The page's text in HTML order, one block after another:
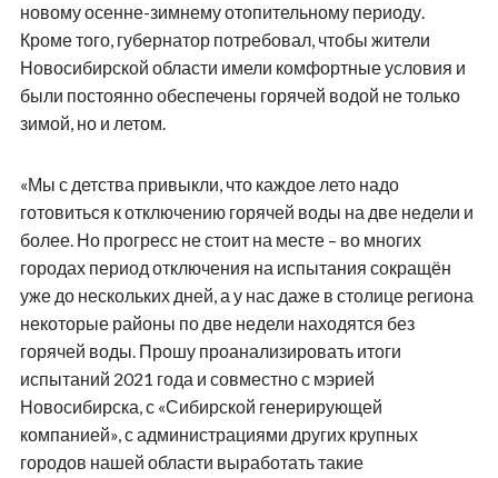
новому осенне-зимнему отопительному периоду.
Кроме того, губернатор потребовал, чтобы жители
Новосибирской области имели комфортные условия и
были постоянно обеспечены горячей водой не только
зимой, но и летом.
«Мы с детства привыкли, что каждое лето надо
готовиться к отключению горячей воды на две недели и
более. Но прогресс не стоит на месте – во многих
городах период отключения на испытания сокращён
уже до нескольких дней, а у нас даже в столице региона
некоторые районы по две недели находятся без
горячей воды. Прошу проанализировать итоги
испытаний 2021 года и совместно с мэрией
Новосибирска, с «Сибирской генерирующей
компанией», с администрациями других крупных
городов нашей области выработать такие